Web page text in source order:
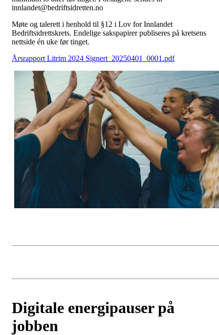
innlandet@bedriftsidretten.no
Møte og talerett i henhold til §12 i Lov for Innlandet
Bedriftsidrettskrets. Endelige sakspapirer publiseres på kretsens
nettside én uke før tinget.
Årsrapport Litrim 2024 Signert_20250401_0001.pdf
Digitale energipauser på
jobben